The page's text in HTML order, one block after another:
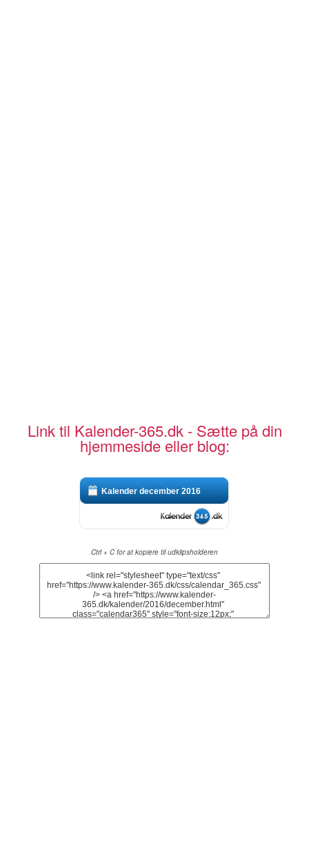
Link til Kalender-365.dk - Sætte på din
hjemmeside eller blog:
Kalender december 2016
Ctrl + C for at kopiere til udklipsholderen